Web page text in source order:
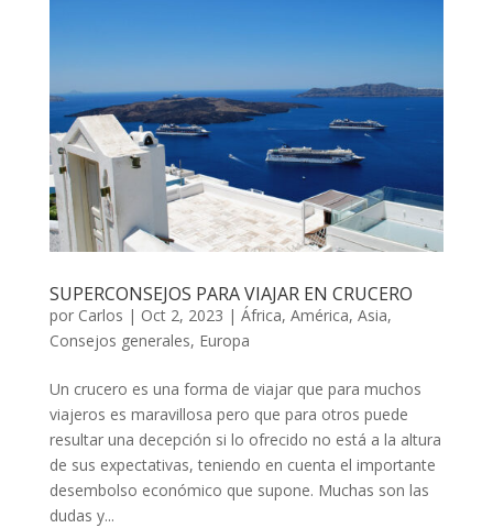
SUPERCONSEJOS PARA VIAJAR EN CRUCERO
por Carlos | Oct 2, 2023 | África, América, Asia,
Consejos generales, Europa
Un crucero es una forma de viajar que para muchos
viajeros es maravillosa pero que para otros puede
resultar una decepción si lo ofrecido no está a la altura
de sus expectativas, teniendo en cuenta el importante
desembolso económico que supone. Muchas son las
dudas y...